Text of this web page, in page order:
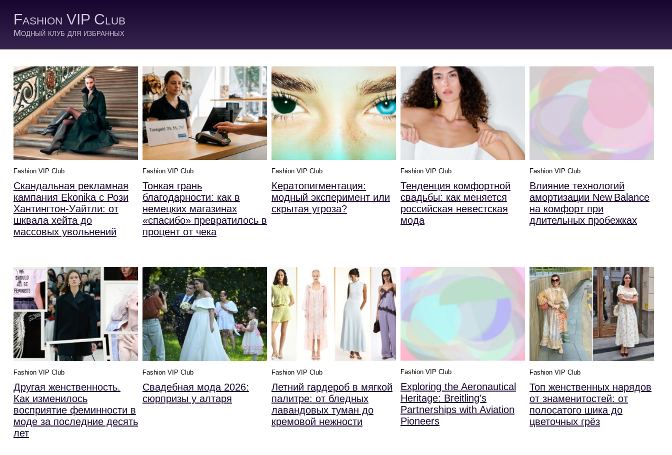
Fashion VIP Club
Модный клуб для избранных
Fashion VIP Club
Скандальная рекламная
кампания Ekonika с Рози
Хантингтон-Уайтли: от
шквала хейта до
массовых увольнений
Fashion VIP Club
Тонкая грань
благодарности: как в
немецких магазинах
«спасибо» превратилось в
процент от чека
Fashion VIP Club
Кератопигментация:
модный эксперимент или
скрытая угроза?
Fashion VIP Club
Тенденция комфортной
свадьбы: как меняется
российская невестская
мода
Fashion VIP Club
Влияние технологий
амортизации New Balance
на комфорт при
длительных пробежках
Fashion VIP Club
Другая женственность.
Как изменилось
восприятие феминности в
моде за последние десять
лет
Fashion VIP Club
Свадебная мода 2026:
сюрпризы у алтаря
Fashion VIP Club
Летний гардероб в мягкой
палитре: от бледных
лавандовых туман до
кремовой нежности
Fashion VIP Club
Exploring the Aeronautical
Heritage: Breitling’s
Partnerships with Aviation
Pioneers
Fashion VIP Club
Топ женственных нарядов
от знаменитостей: от
полосатого шика до
цветочных грёз